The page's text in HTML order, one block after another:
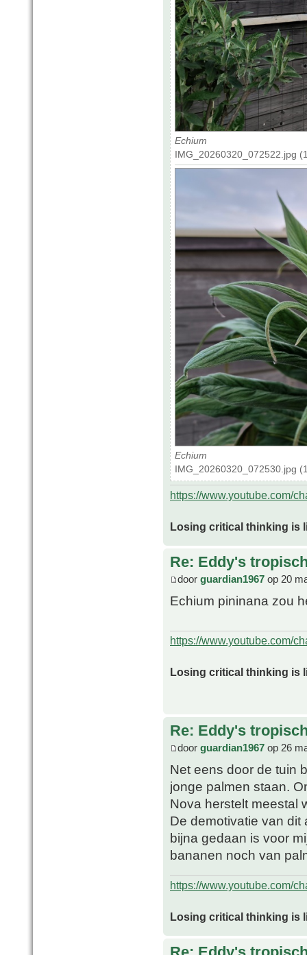
Echium
IMG_20260320_072522.jpg
Echium
IMG_20260320_072530.jpg
https://www.youtube.com/
Losing critical thinking is
Re: Eddy's
door guardian1967 op 20
Echium pininana zou
https://www.youtube.com/
Losing critical thinking is
Re: Eddy's
door guardian1967 op 26
Net eens door de tuin
jonge palmen staan.
Nova herstelt meestal
De demotivatie van
bijna gedaan is voor
bananen noch van
https://www.youtube.com/
Losing critical thinking is